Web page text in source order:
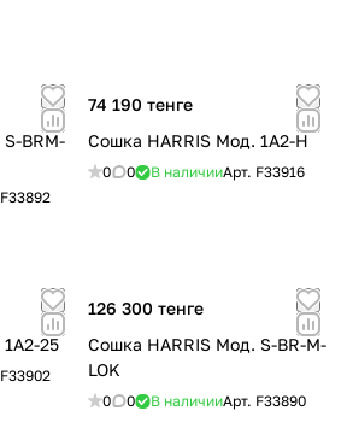
BRM-
F33892
74 190 тенге
Сошка HARRIS Мод. 1A2-H
0 0 В наличииАрт. F33916
25
F33902
126 300 тенге
Сошка HARRIS Мод. S-BR-M-
LOK
0 0 В наличииАрт. F33890